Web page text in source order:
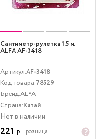
Сантиметр-рулетка 1,5 м.
ALFA AF-3418
Артикул:AF-3418
Код товара:78529
Бренд:ALFA
Страна:Китай
Нет в наличии
221 р. розница